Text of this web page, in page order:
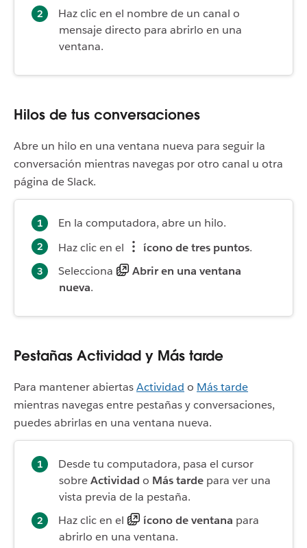
Haz clic en el nombre de un canal o
mensaje directo para abrirlo en una
ventana.
Hilos de tus conversaciones
Abre un hilo en una ventana nueva para seguir la
conversación mientras navegas por otro canal u otra
página de Slack.
En la computadora, abre un hilo.
Haz clic en el
ícono de tres puntos.
Selecciona
Abrir en una ventana
nueva.
Pestañas Actividad y Más tarde
Para mantener abiertasActividad o Más tarde
mientras navegas entre pestañas y conversaciones,
puedes abrirlas en una ventana nueva.
Desde tu computadora, pasa el cursor
sobreActividad o Más tarde para ver una
vista previa de la pestaña.
Haz clic en el
ícono de ventana para
abrirlo en una ventana.